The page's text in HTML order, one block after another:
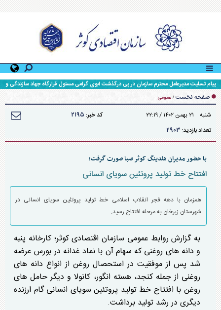
پیام تسلیت مدیرعامل محترم سازمان در پی درگذشت ابوی گرامی مسئول قرارگاه جهاد سازندگی و
محرومیت زدایی سپاه حضرت ولی عصر (عج) خوزستان
صفحه نخست / عمومی
شنبه ۲۱ بهمن ۱۴۰۲ / ۲۲:۱۹ کد خبر: ۲۱۹۵
تعداد بازدید: ۲۹۰۳
با حضور مدیران هلدینگ کوثر صبا صورت گرفت؛
افتتاح خط تولید پروتئین سویای انسانی
همزمان با دهه فجر انقلاب اسلامی خط تولید پروتئین سویای انسانی در
شهرستان زبرخان به مرحله افتتاح رسید.
به گزارش روابط عمومی سازمان اقتصادی کوثر؛ کارخانه پنبه
و دانه های روغنی که سهام آن با نماد غدانه در بورس عرضه
شد پس از موفقیت در استحصال روغن از انواع دانه های
روغنی از جمله کنجد، هسته انگور، کانولا و دیگر حامل های
روغن با افتتاح خط تولید پروتئین سویای انسانی گام ارزنده
دیگری در رشد تولید برداشت.